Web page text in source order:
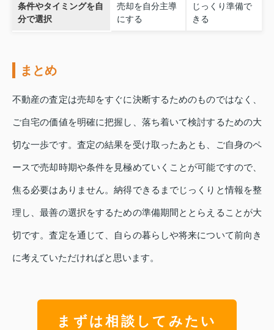
条件やタイミングを自
分で選択
売却を自分主導
にする
じっくり準備で
きる
まとめ
不動産の査定は売却をすぐに決断するためのものではなく、
ご自宅の価値を明確に把握し、落ち着いて検討するための大
切な一歩です。査定の結果を受け取ったあとも、ご自身のペ
ースで売却時期や条件を見極めていくことが可能ですので、
焦る必要はありません。納得できるまでじっくりと情報を整
理し、最善の選択をするための準備期間ととらえることが大
切です。査定を通じて、自らの暮らしや将来について前向き
に考えていただければと思います。
まずは相談してみたい